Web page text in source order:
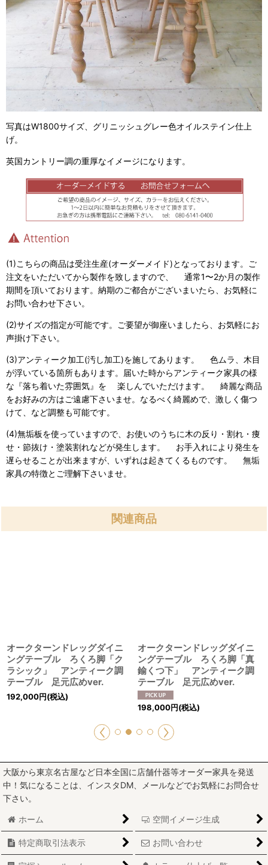
写真はW1800サイズ、グリニッシュグレー色オイルステイン仕上
げ。
英国カントリー調の重厚なイメージになります。
(1)こちらの商品は受注生産(オーダーメイド)となっております。ご
注文をいただいてから製作を致しますので、 通常1〜2か月の製作
期間を頂いております。納期のご都合がございまいたら、お気軽に
お問い合わせ下さい。
(2)サイズの指定が可能です。ご要望が御座いましたら、お気軽にお
声掛け下さい。
(3)アンティーク加工(汚し加工)を施してあります。 色ムラ、木目
が浮いている箇所もあります。届いた時からアンティーク家具の様
な『落ち着いた雰囲気』を 楽しんでいただけます。 綺麗な商品
をお好みの方はご遠慮下さいませ。なるべく綺麗めで、激しく傷つ
けて、など調整も可能です。
(4)無垢板を使っていますので、お使いのうちに木の反り・割れ・痩
せ・節抜け・塗装割れなどが発生します。 お手入れにより発生を
遅らせることが出来ますが、いずれは起きてくるものです。 無垢
家具の特徴とご理解下さいませ。
関連商品
オークターンドレッグダイニ
ングテーブル ろくろ脚「ク
ラシック」 アンティーク調
テーブル 足元広めver.
192,000円(税込)
オークターンドレッグダイニ
ングテーブル ろくろ脚「真
鍮くつ下」 アンティーク調
テーブル 足元広めver.
198,000円(税込)
大阪から東京名古屋など日本全国に店舗什器等オーダー家具を発送
中！気になることは、インスタDM、メールなどでお気軽にお問合せ
下さい。
ホーム 空間イメージ生成
特定商取引法表示 お問い合わせ